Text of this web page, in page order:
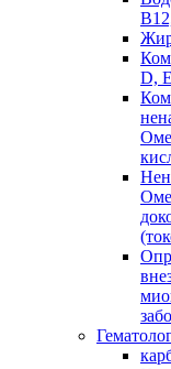
D,